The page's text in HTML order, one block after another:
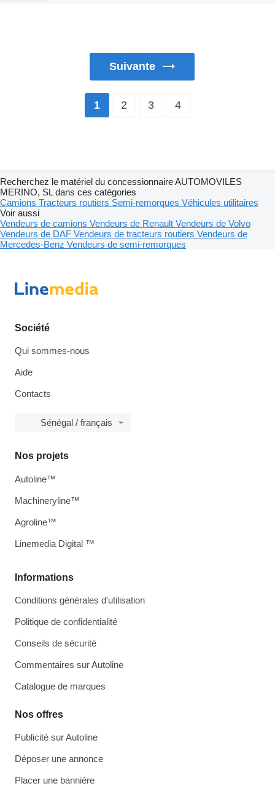
Suivante
1 2 3 4
Recherchez le matériel du concessionnaire AUTOMOVILES
MERINO, SL dans ces catégories
Camions Tracteurs routiers Semi-remorques Véhicules utilitaires
Voir aussi
Vendeurs de camions Vendeurs de Renault Vendeurs de Volvo
Vendeurs de DAF Vendeurs de tracteurs routiers Vendeurs de
Mercedes-Benz Vendeurs de semi-remorques
Société
Qui sommes-nous
Aide
Contacts
Sénégal / français
Informations
Conditions générales d'utilisation
Politique de confidentialité
Conseils de sécurité
Commentaires sur Autoline
Catalogue de marques
Nos offres
Publicité sur Autoline
Déposer une annonce
Placer une bannière
Nos projets
Autoline™
Machineryline™
Agroline™
Linemedia Digital ™